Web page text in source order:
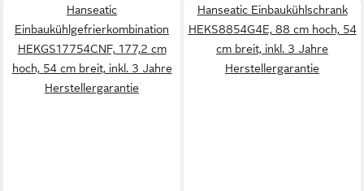
Hanseatic
Einbaukühlgefrierkombination
HEKGS17754CNF, 177,2 cm
hoch, 54 cm breit, inkl. 3 Jahre
Herstellergarantie
Hanseatic Einbaukühlschrank
HEKS8854G4E, 88 cm hoch, 54
cm breit, inkl. 3 Jahre
Herstellergarantie